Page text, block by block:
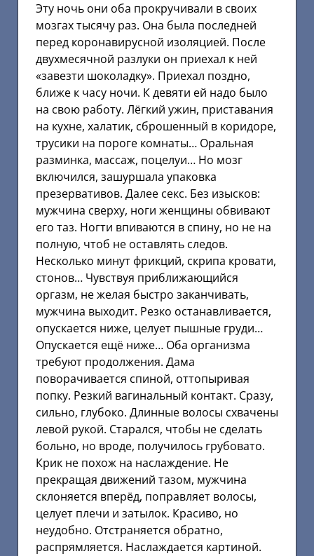
Эту ночь они оба прокручивали в своих
мозгах тысячу раз. Она была последней
перед коронавирусной изоляцией. После
двухмесячной разлуки он приехал к ней
«завезти шоколадку». Приехал поздно,
ближе к часу ночи. К девяти ей надо было
на свою работу. Лёгкий ужин, приставания
на кухне, халатик, сброшенный в коридоре,
трусики на пороге комнаты… Оральная
разминка, массаж, поцелуи… Но мозг
включился, зашуршала упаковка
презервативов. Далее секс. Без изысков:
мужчина сверху, ноги женщины обвивают
его таз. Ногти впиваются в спину, но не на
полную, чтоб не оставлять следов.
Несколько минут фрикций, скрипа кровати,
стонов… Чувствуя приближающийся
оргазм, не желая быстро заканчивать,
мужчина выходит. Резко останавливается,
опускается ниже, целует пышные груди…
Опускается ещё ниже… Оба организма
требуют продолжения. Дама
поворачивается спиной, оттопыривая
попку. Резкий вагинальный контакт. Сразу,
сильно, глубоко. Длинные волосы схвачены
левой рукой. Старался, чтобы не сделать
больно, но вроде, получилось грубовато.
Крик не похож на наслаждение. Не
прекращая движений тазом, мужчина
склоняется вперёд, поправляет волосы,
целует плечи и затылок. Красиво, но
неудобно. Отстраняется обратно,
распрямляется. Наслаждается картиной.